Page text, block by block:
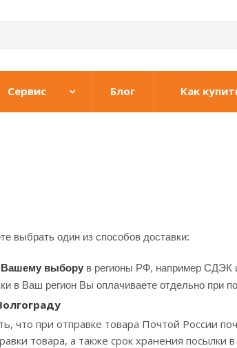
Сервис Блог Как
выбрать один из способов доставки:
Вашему выбору в регионы РФ, например СДЭК
в Ваш регион Вы оплачиваете отдельно при
что при отправке товара Почтой России
товара, а также срок хранения посылки